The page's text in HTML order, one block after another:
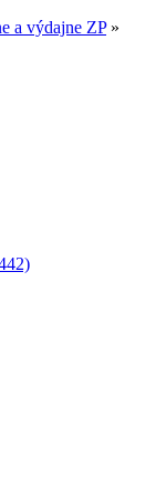
a výdajne ZP»